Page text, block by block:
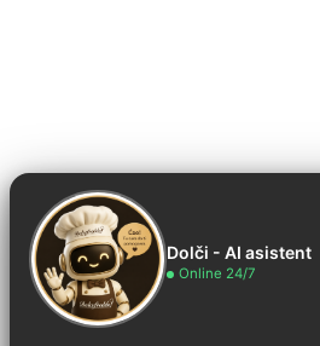
Dolči - AI asistent
Online 24/7